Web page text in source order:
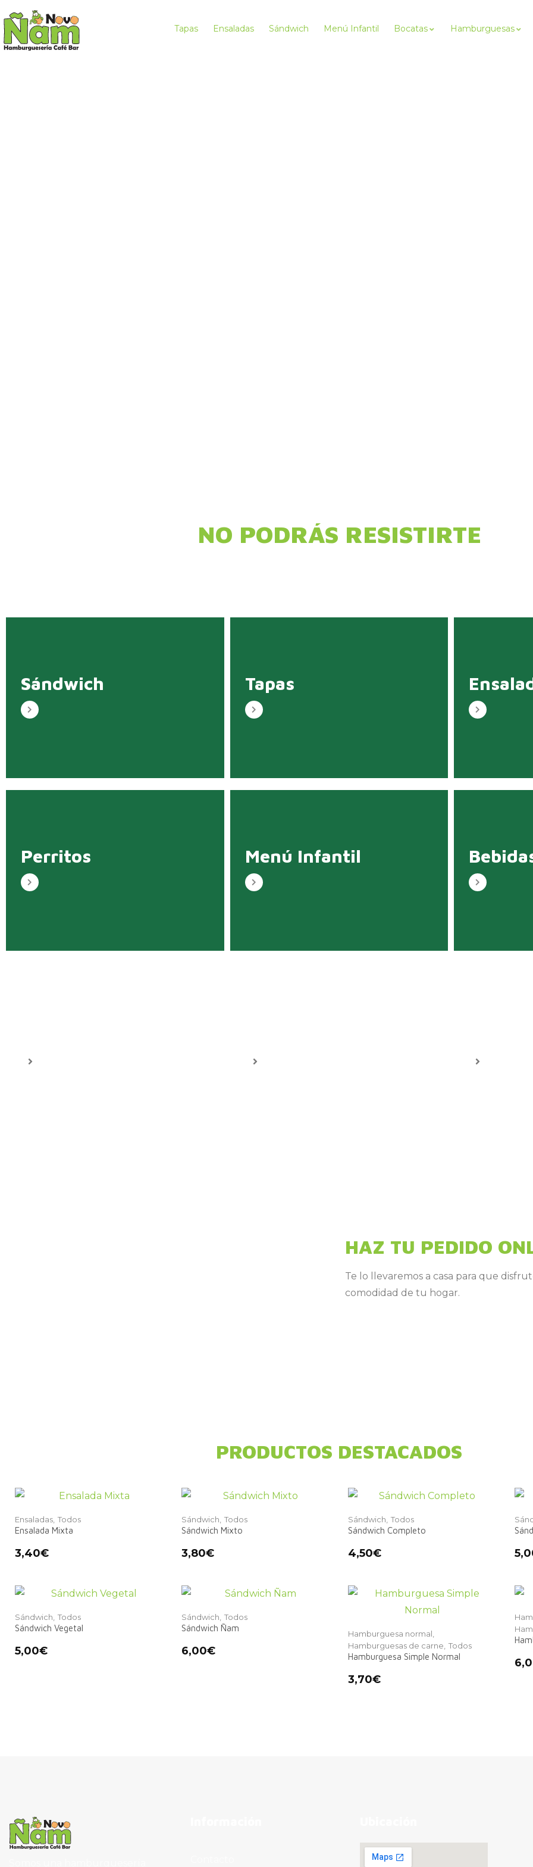
Tapas Ensaladas Sándwich Menú Infantil Bocatas Hamburguesas
NO PODRÁS RESISTIRTE
Sándwich Tapas
Perritos Menú Infantil
HAZ TU PEDIDO
Te lo llevaremos a casa para que
comodidad de tu hogar.
PRODUCTOS DESTACADOS
Ensaladas, Todos
Ensalada Mixta
3,40€
Sándwich, Todos
Sándwich Mixto
3,80€
Sándwich, Todos
Sándwich Completo
4,50€
Sándwich, Todos
Sándwich Vegetal
5,00€
Sándwich, Todos
Sándwich Ñam
6,00€
Hamburguesa normal,
Hamburguesas de carne, Todos
Hamburguesa Simple Normal
3,70€